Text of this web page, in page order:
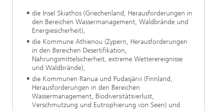
die Insel Skiathos (Griechenland, Herausforderungen in
den Bereichen Wassermanagement, Waldbrände und
Energiesicherheit),
die Kommune Athienou (Zypern, Herausforderungen
in den Bereichen Desertifikation,
Nahrungsmittelsicherheit, extreme Wetterereignisse
und Waldbrände),
die Kommunen Ranua und Pudasjärvi (Finnland,
Herausforderungen in den Bereichen
Wassermanagement, Biodiversitätsverlust,
Verschmutzung und Eutrophierung von Seen) und